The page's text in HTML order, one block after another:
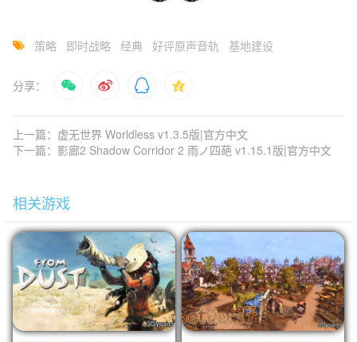
策略 即时战略 经典 好评原声音轨 基地建设
分享：
上一篇：虚无世界 Worldless v1.3.5版|官方中文
下一篇：影廊2 Shadow Corridor 2 雨ノ四葩 v1.15.1版|官方中文
相关游戏